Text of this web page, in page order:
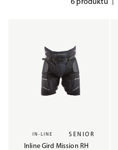
6 produktů
IN-LINE SENIOR
Inline Gird Mission RH